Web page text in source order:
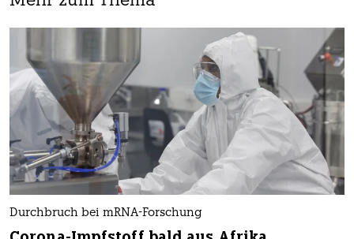
Durchbruch bei mRNA-Forschung